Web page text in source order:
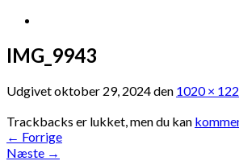
IMG_9943
Udgivetoktober 29, 2024den 1020 ×
Trackbacks er lukket, men du kan
← Forrige
Næste →